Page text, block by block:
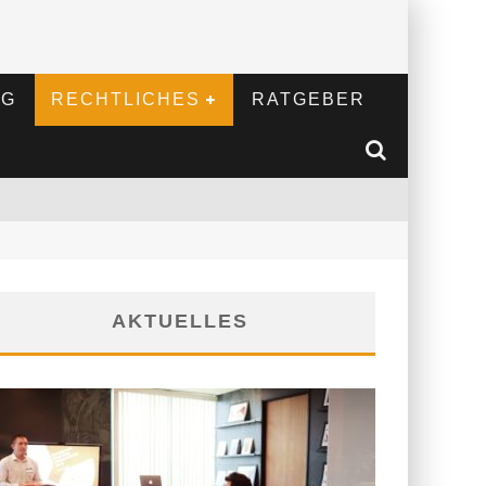
RECHTLICHES RATGEBER
AKTUELLES